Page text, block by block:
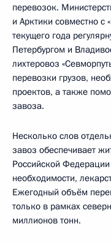
перевозок.
и Арктики совместно с
текущего года
Петербургом и
лихтеровоз
перевозки грузов,
проектов, а также
завоза.
Несколько слов
завоз обеспечивает
Российской
необходимости,
Ежегодный объём
только в рамках
миллионов тонн.